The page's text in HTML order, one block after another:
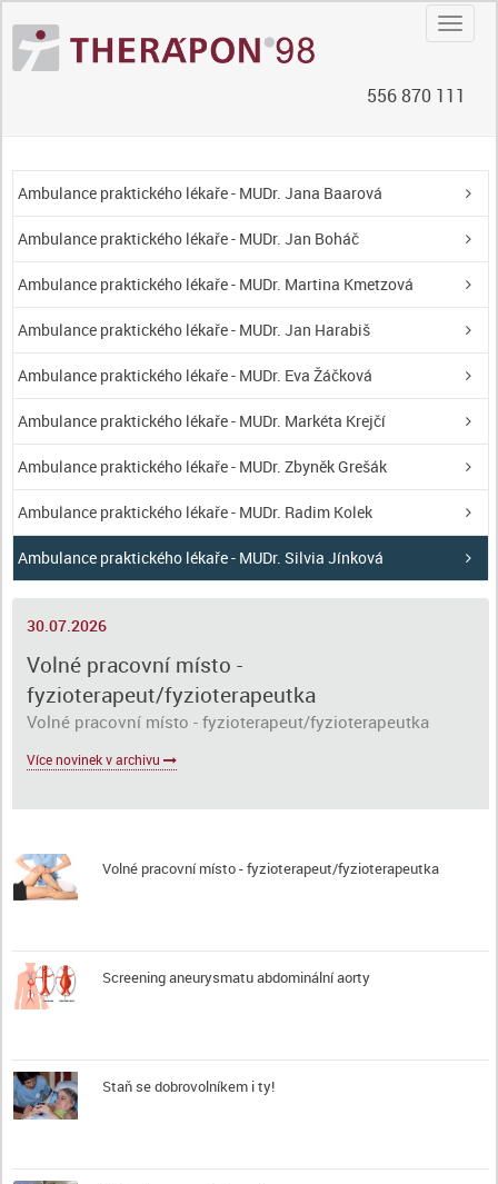
556 870 111
Ambulance praktického lékaře - MUDr. Jana Baarová
Ambulance praktického lékaře - MUDr. Jan Boháč
Ambulance praktického lékaře - MUDr. Martina Kmetzová
Ambulance praktického lékaře - MUDr. Jan Harabiš
Ambulance praktického lékaře - MUDr. Eva Žáčková
Ambulance praktického lékaře - MUDr. Markéta Krejčí
Ambulance praktického lékaře - MUDr. Zbyněk Grešák
Ambulance praktického lékaře - MUDr. Radim Kolek
Ambulance praktického lékaře - MUDr. Silvia Jínková
30.07.2026
Volné pracovní místo -
fyzioterapeut/fyzioterapeutka
Volné pracovní místo - fyzioterapeut/fyzioterapeutka
Více novinek v archivu
Volné pracovní místo - fyzioterapeut/fyzioterapeutka
Screening aneurysmatu abdominální aorty
Staň se dobrovolníkem i ty!